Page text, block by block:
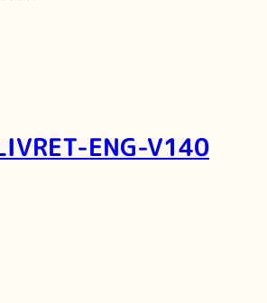
ENG-V140